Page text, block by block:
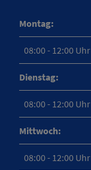
Montag:
08:00 - 12:00 Uhr
Dienstag:
08:00 - 12:00 Uhr
Mittwoch:
08:00 - 12:00 Uhr